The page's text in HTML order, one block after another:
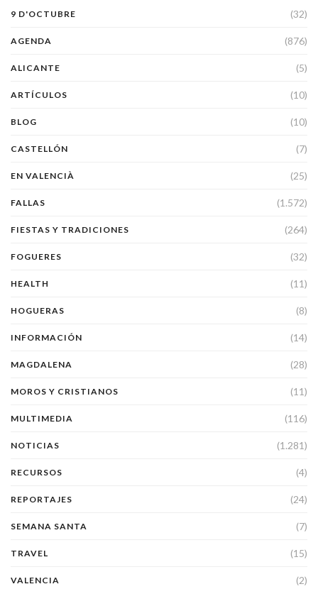
9 D'OCTUBRE (32)
AGENDA (876)
ALICANTE (5)
ARTÍCULOS (10)
BLOG (10)
CASTELLÓN (7)
EN VALENCIÀ (25)
FALLAS (1.572)
FIESTAS Y TRADICIONES (264)
FOGUERES (32)
HEALTH (11)
HOGUERAS (8)
INFORMACIÓN (14)
MAGDALENA (28)
MOROS Y CRISTIANOS (11)
MULTIMEDIA (116)
NOTICIAS (1.281)
RECURSOS (4)
REPORTAJES (24)
SEMANA SANTA (7)
TRAVEL (15)
VALENCIA (2)